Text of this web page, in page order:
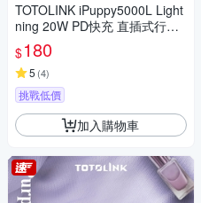
TOTOLINK iPuppy5000L Light
ning 20W PD快充 直插式行動
電源 口袋電源 免傳輸線(蘋果 i
Phone14 以下專用)-焦堤 奶茶
色
$180
5 (4)
挑戰低價
加入購物車